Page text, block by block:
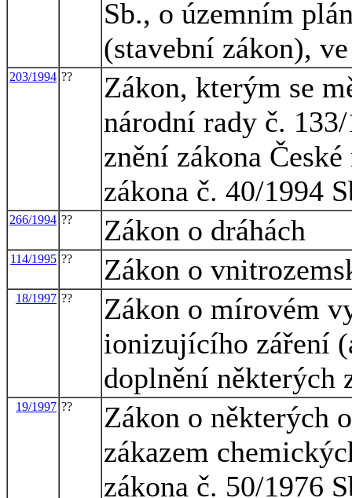
Sb., o územním
(stavební zákon),
203/1994 ??
Zákon, kterým se
národní rady č.
znění zákona
zákona č. 40/1994
266/1994 ?? Zákon o dráhách
114/1995 ?? Zákon o
18/1997 ??
Zákon o mírovém
ionizujícího záření
doplnění některých
19/1997 ??
Zákon o některých
zákazem
zákona č. 50/1976